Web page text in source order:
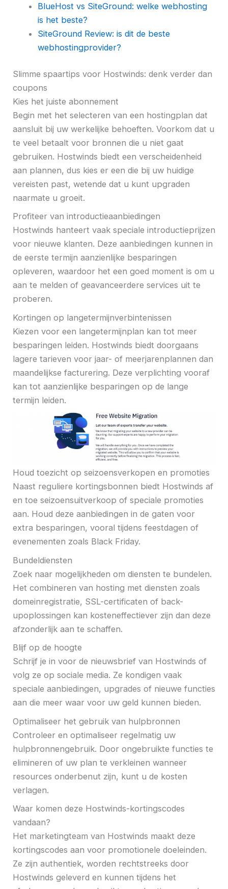
BlueHost vs SiteGround: welke webhosting
is het beste?
SiteGround Review: is dit de beste
webhostingprovider?
Slimme spaartips voor Hostwinds: denk verder dan
coupons
Kies het juiste abonnement
Begin met het selecteren van een hostingplan dat
aansluit bij uw werkelijke behoeften. Voorkom dat u
te veel betaalt voor bronnen die u niet gaat
gebruiken. Hostwinds biedt een verscheidenheid
aan plannen, dus kies er een die bij uw huidige
vereisten past, wetende dat u kunt upgraden
naarmate u groeit.
Profiteer van introductieaanbiedingen
Hostwinds hanteert vaak speciale introductieprijzen
voor nieuwe klanten. Deze aanbiedingen kunnen in
de eerste termijn aanzienlijke besparingen
opleveren, waardoor het een goed moment is om u
aan te melden of geavanceerdere services uit te
proberen.
Kortingen op langetermijnverbintenissen
Kiezen voor een langetermijnplan kan tot meer
besparingen leiden. Hostwinds biedt doorgaans
lagere tarieven voor jaar- of meerjarenplannen dan
maandelijkse facturering. Deze verplichting vooraf
kan tot aanzienlijke besparingen op de lange
termijn leiden.
Houd toezicht op seizoensverkopen en promoties
Naast reguliere kortingsbonnen biedt Hostwinds af
en toe seizoensuitverkoop of speciale promoties
aan. Houd deze aanbiedingen in de gaten voor
extra besparingen, vooral tijdens feestdagen of
evenementen zoals Black Friday.
Bundeldiensten
Zoek naar mogelijkheden om diensten te bundelen.
Het combineren van hosting met diensten zoals
domeinregistratie, SSL-certificaten of back-
upoplossingen kan kosteneffectiever zijn dan deze
afzonderlijk aan te schaffen.
Blijf op de hoogte
Schrijf je in voor de nieuwsbrief van Hostwinds of
volg ze op sociale media. Ze kondigen vaak
speciale aanbiedingen, upgrades of nieuwe functies
aan die meer waar voor uw geld kunnen bieden.
Optimaliseer het gebruik van hulpbronnen
Controleer en optimaliseer regelmatig uw
hulpbronnengebruik. Door ongebruikte functies te
elimineren of uw plan te verkleinen wanneer
resources onderbenut zijn, kunt u de kosten
verlagen.
Waar komen deze Hostwinds-kortingscodes
vandaan?
Het marketingteam van Hostwinds maakt deze
kortingscodes aan voor promotionele doeleinden.
Ze zijn authentiek, worden rechtstreeks door
Hostwinds geleverd en kunnen tijdens het